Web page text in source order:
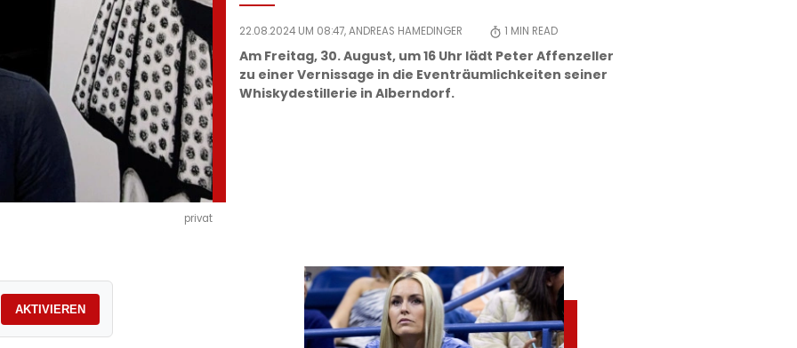
privat
22.08.2024 UM 08:47,ANDREAS HAMEDINGER 1 MIN READ
Am Freitag, 30. August, um 16 Uhr lädt Peter Affenzeller
zu einer Vernissage in die Eventräumlichkeiten seiner
Whiskydestillerie in Alberndorf.
AKTIVIEREN